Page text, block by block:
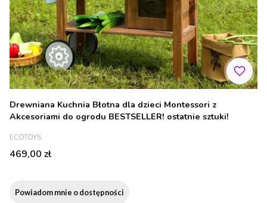
Drewniana Kuchnia Błotna dla dzieci Montessori z
Akcesoriami do ogrodu BESTSELLER! ostatnie sztuki!
PRODUCENT
ECOTOYS
Cena
469,00 zł
Powiadom mnie o dostępności